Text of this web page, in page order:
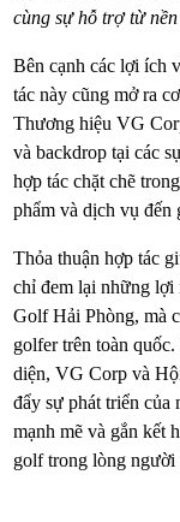
cùng sự hỗ trợ từ
Bên cạnh các lợi ích
tác này cũng mở ra
Thương hiệu VG
và backdrop tại các
hợp tác chặt chẽ
phẩm và dịch vụ đến
Thỏa thuận hợp tác
chỉ đem lại những lợi
Golf Hải Phòng, mà
golfer trên toàn
diện, VG Corp và
đẩy sự phát triển
mạnh mẽ và gắn kết
golf trong lòng người